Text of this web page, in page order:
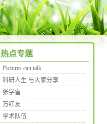
热点专题
Pictures can talk
科研人生 与大家分享
张学雷
万红友
学术队伍